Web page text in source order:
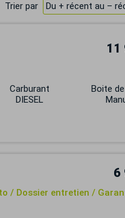
Trier par
11
Carburant
DIESEL
Boite
6
/ Dossier entretien /